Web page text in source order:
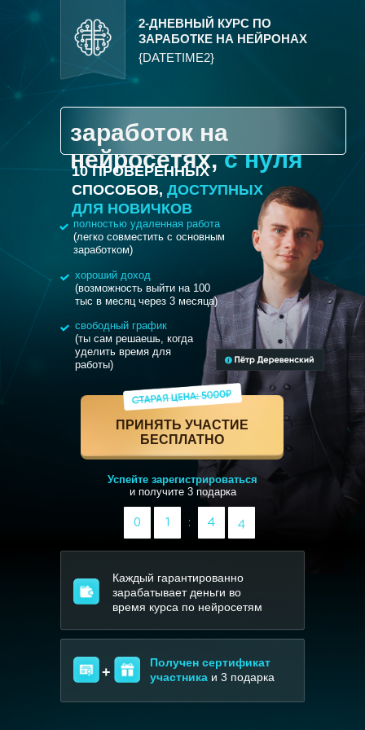
{DATETIME2}
2-ДНЕВНЫЙ КУРС ПО
ЗАРАБОТКЕ НА НЕЙРОНАХ
полностью удаленная работа
(легко совместить с основным
заработком)
хороший доход
(возможность выйти на 100
тыс в месяц через 3 месяца)
свободный график
(ты сам решаешь, когда
уделить время для
работы)
Успейте зарегистрироваться
и получите 3 подарка
ПРИНЯТЬ УЧАСТИЕ
БЕСПЛАТНО
Каждый гарантированно
зарабатывает деньги во
время курса по нейросетям
+
Получен сертификат
участника и 3 подарка
заработок на
нейросетях,с нуля
0 1 :
4
4
3
10 ПРОВЕРЕННЫХ
СПОСОБОВ, ДОСТУПНЫХ
ДЛЯ НОВИЧКОВ